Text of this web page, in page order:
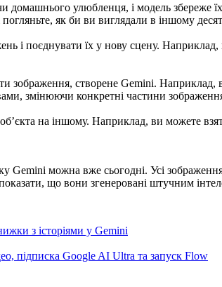
домашнього улюбленця, і модель збереже
як би ви виглядали в іншому
і поєднувати їх у нову сцену.
зображення, створене Gemini. Наприклад,
змінюючи конкретні частини
на іншому. Наприклад, ви можете
можна вже сьогодні. Усі
що вони згенеровані штучним
з історіями у Gemini
підписка Google AI Ultra та запуск Flow